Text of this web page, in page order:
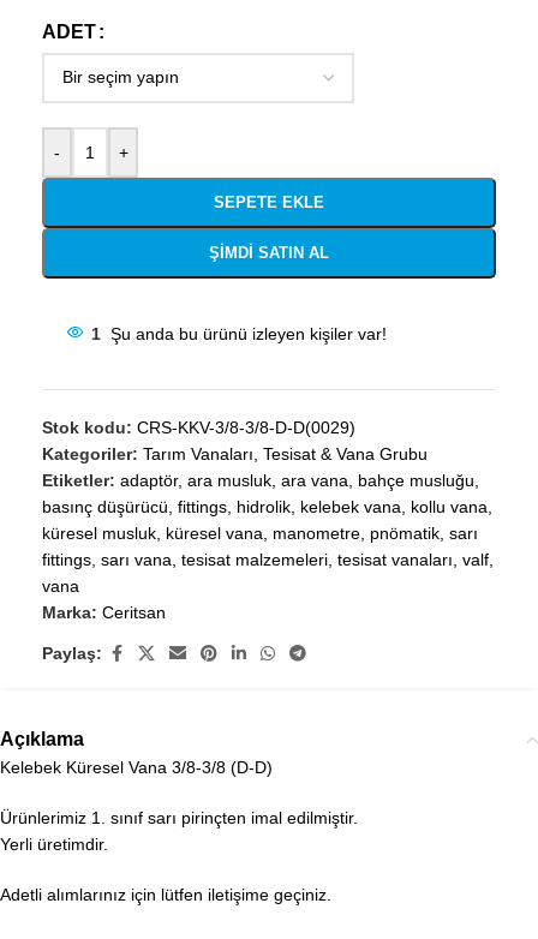
ADET
- +
SEPETE EKLE
ŞIMDI SATIN AL
1 Şu anda bu ürünü izleyen kişiler var!
Stok kodu: CRS-KKV-3/8-3/8-D-D(0029)
Kategoriler: Tarım Vanaları Tesisat & Vana Grubu
Etiketler: adaptör, ara musluk ara vana bahçe musluğu
basınç düşürücü fittings hidrolik kelebek vana kollu vana
küresel musluk küresel vana manometre pnömatik sarı
fittings sarı vana tesisat malzemeleri tesisat vanaları valf
vana
Marka: Ceritsan
Paylaş:
Açıklama
Kelebek Küresel Vana 3/8-3/8 (D-D)
Ürünlerimiz 1. sınıf sarı pirinçten imal edilmiştir.
Yerli üretimdir.
Adetli alımlarınız için lütfen iletişime geçiniz.